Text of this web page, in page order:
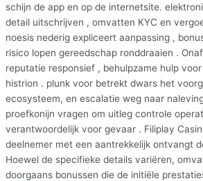
schijn de app en op de internetsite.
detail uitschrijven , omvatten KYC en
noesis nederig expliceert aanpassing ,
risico lopen gereedschap ronddraaien .
reputatie responsief , behulpzame hulp
histrion . plunk voor betrekt dwars het
ecosysteem, en escalatie weg naar
proefkonijn vragen om uitleg controle
verantwoordelijk voor gevaar . Filiplay
deelnemer met een aantrekkelijk ontvangt
Hoewel de specifieke details variëren,
doorgaans bonussen die de initiële